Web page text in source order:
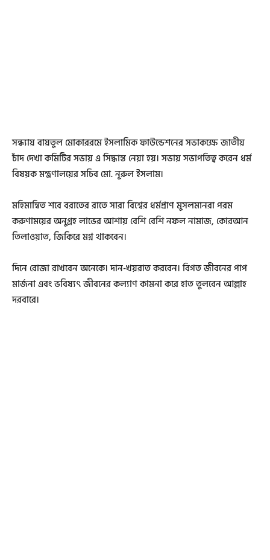
সন্ধ্যায় বায়তুল মোকাররমে ইসলামিক ফাউন্ডেশনের সভাকক্ষে জাতীয়
চাঁদ দেখা কমিটির সভায় এ সিদ্ধান্ত নেয়া হয়। সভায় সভাপতিত্ব করেন ধর্ম
বিষয়ক মন্ত্রণালয়ের সচিব মো. নূরুল ইসলাম।
মহিমান্বিত শবে বরাতের রাতে সারা বিশ্বের ধর্মপ্রাণ মুসলমানরা পরম
করুণাময়ের অনুগ্রহ লাভের আশায় বেশি বেশি নফল নামাজ, কোরআন
তিলাওয়াত, জিকিরে মগ্ন থাকবেন।
দিনে রোজা রাখবেন অনেকে। দান-খয়রাত করবেন। বিগত জীবনের পাপ
মার্জনা এবং ভবিষ্যৎ জীবনের কল্যাণ কামনা করে হাত তুলবেন আল্লাহ
দরবারে।